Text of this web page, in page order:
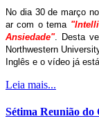
No dia 30 de março
ar com o tema
Ansiedade". Desta
Northwestern
Inglês e o vídeo já
Leia mais...
Sétima Reunião